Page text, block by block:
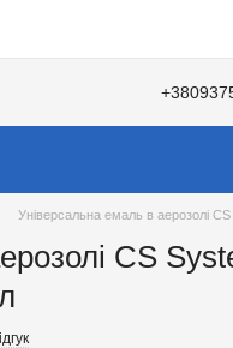
Універсальна емаль в аерозолі
CS